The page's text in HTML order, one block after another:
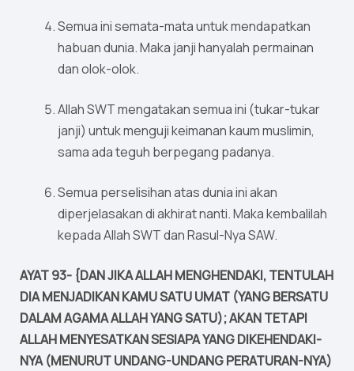
Semua ini semata-mata untuk mendapatkan
habuan dunia. Maka janji hanyalah permainan
dan olok-olok.
Allah SWT mengatakan semua ini (tukar-tukar
janji) untuk menguji keimanan kaum muslimin,
sama ada teguh berpegang padanya.
Semua perselisihan atas dunia ini akan
diperjelasakan di akhirat nanti. Maka kembalilah
kepada Allah SWT dan Rasul-Nya SAW.
AYAT 93- {DAN JIKA ALLAH MENGHENDAKI, TENTULAH
DIA MENJADIKAN KAMU SATU UMAT (YANG BERSATU
DALAM AGAMA ALLAH YANG SATU); AKAN TETAPI
ALLAH MENYESATKAN SESIAPA YANG DIKEHENDAKI-
NYA (MENURUT UNDANG-UNDANG PERATURAN-NYA)